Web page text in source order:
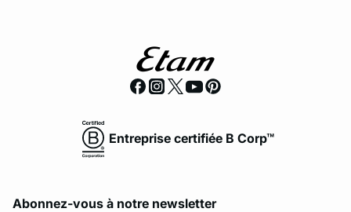
Entreprise certifiée B Corp™
Abonnez-vous à notre newsletter